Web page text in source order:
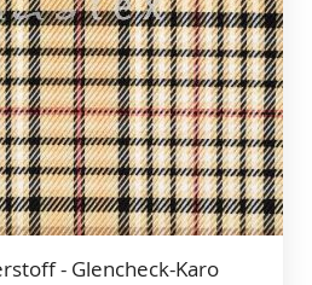
- Glencheck-Karo